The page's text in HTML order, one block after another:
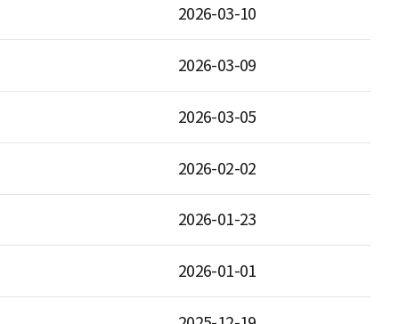
2026-03-10
2026-03-09
2026-03-05
2026-02-02
2026-01-23
2026-01-01